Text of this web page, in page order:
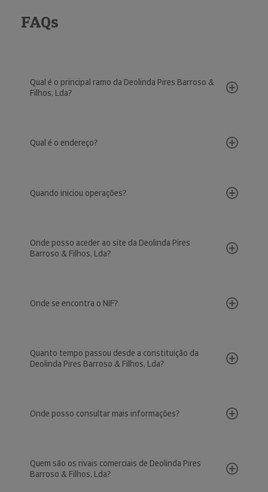
FAQs
Qual é o principal ramo da Deolinda Pires Barroso &
Filhos, Lda?
Qual é o endereço?
Quando iniciou operações?
Onde posso aceder ao site da Deolinda Pires
Barroso & Filhos, Lda?
Onde se encontra o NIF?
Quanto tempo passou desde a constituição da
Deolinda Pires Barroso & Filhos, Lda?
Onde posso consultar mais informações?
Quem são os rivais comerciais de Deolinda Pires
Barroso & Filhos, Lda?